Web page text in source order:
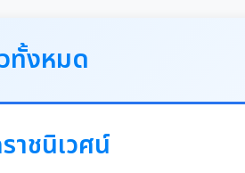
ทั้งหมด
าชนิเวศน์